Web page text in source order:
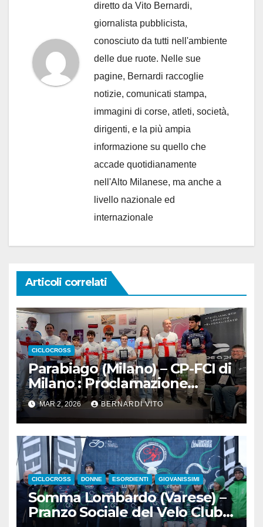
diretto da Vito Bernardi,
giornalista pubblicista,
conosciuto da tutti nell'ambiente
delle due ruote. Nelle sue
pagine, Bernardi raccoglie
notizie, comunicati stampa,
immagini di corse, atleti, società,
dirigenti, e la più ampia
informazione su quello che
accade quotidianamente
nell'Alto Milanese, ma anche a
livello nazionale ed
internazionale
Articoli correlati
CICLOCROSS
Parabiago (Milano) – CP-FCI di
Milano : Proclamazione
ufficiale Campioni Provinciali
Ciclocross 2025-2026;
Fotoservizio di Jessica Morani
MAR 2, 2026 BERNARDI VITO
CICLOCROSS DONNE ESORDIENTI GIOVANISSIMI
Somma Lombardo (Varese) –
Pranzo Sociale del Velo Club